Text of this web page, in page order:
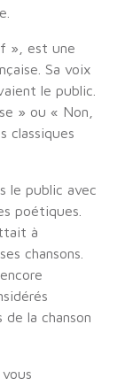
», est une
Sa voix
le public.
» ou « Non,
classiques
le public avec
poétiques.
à
chansons.
la chanson